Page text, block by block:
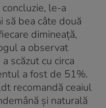
le-a
să bea câte două
dimineață,
a observat
scăzut cu circa
a fost de 51%.
recomandă ceaiul
și naturală